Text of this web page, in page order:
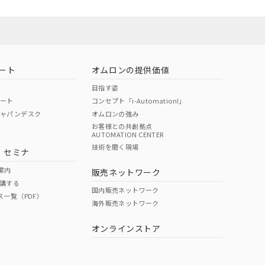
O O
ページへ
ください
ト
ト
パンデスク
セミナ
内
する
覧（PDF）
オムロンの提供価値
目指す姿
コンセプト「i-Automation!」
オムロンの強み
お客様との共創拠点
AUTOMATION CENTER
技術を磨く現場
販売ネットワーク
国内販売ネットワーク
海外販売ネットワーク
オンラインストア